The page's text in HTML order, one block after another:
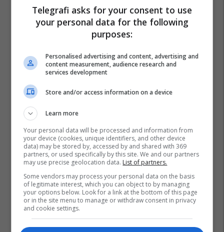
Telegrafi asks for your consent to use
your personal data for the following
purposes:
Personalised advertising and content, advertising and
content measurement, audience research and
services development
Store and/or access information on a device
Learn more
Your personal data will be processed and information from
your device (cookies, unique identifiers, and other device
data) may be stored by, accessed by and shared with 369
partners, or used specifically by this site. We and our partners
may use precise geolocation data. List of partners.
Some vendors may process your personal data on the basis
of legitimate interest, which you can object to by managing
your options below. Look for a link at the bottom of this page
or in the site menu to manage or withdraw consent in privacy
and cookie settings.